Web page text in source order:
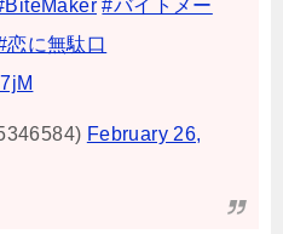
#バイトメー
恋に無駄口
February 26,